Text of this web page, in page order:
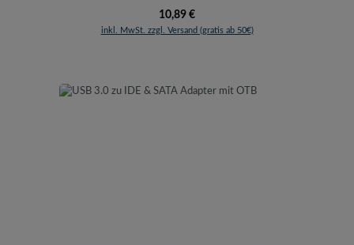
Regulärer Preis:
10,89 €
inkl. MwSt. zzgl. Versand (gratis ab 50€)